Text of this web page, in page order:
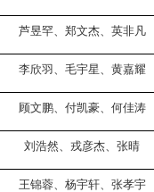
芦昱罕、郑文杰、英非凡
李欣羽、毛宇星、黄嘉耀
顾文鹏、付凯豪、何佳涛
刘浩然、戎彦杰、张晴
王锦蓉、杨宇轩、张孝宇